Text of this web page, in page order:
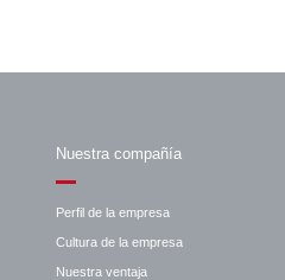
Nuestra compañía
Perfil de la empresa
Cultura de la empresa
Nuestra ventaja